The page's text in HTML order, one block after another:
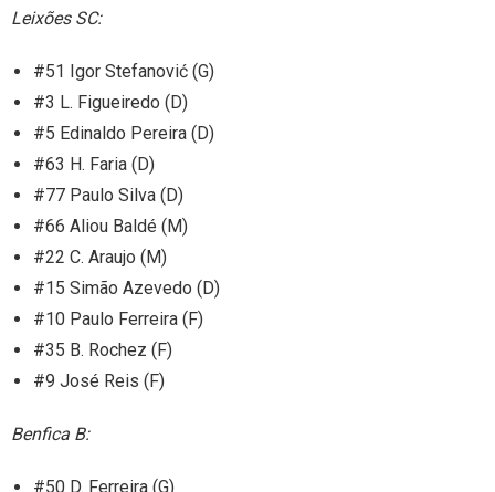
Leixões SC:
#51 Igor Stefanović (G)
#3 L. Figueiredo (D)
#5 Edinaldo Pereira (D)
#63 H. Faria (D)
#77 Paulo Silva (D)
#66 Aliou Baldé (M)
#22 C. Araujo (M)
#15 Simão Azevedo (D)
#10 Paulo Ferreira (F)
#35 B. Rochez (F)
#9 José Reis (F)
Benfica B:
#50 D. Ferreira (G)